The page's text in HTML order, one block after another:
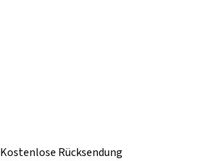
Kostenlose Rücksendung